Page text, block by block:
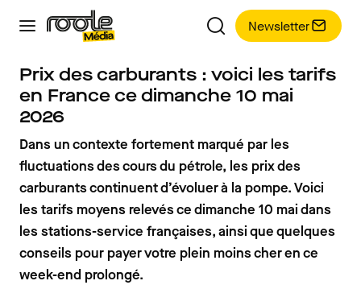
Newsletter
Prix des carburants : voici les tarifs
en France ce dimanche 10 mai
2026
Dans un contexte fortement marqué par les
fluctuations des cours du pétrole, les prix des
carburants continuent d’évoluer à la pompe. Voici
les tarifs moyens relevés ce dimanche 10 mai dans
les stations-service françaises, ainsi que quelques
conseils pour payer votre plein moins cher en ce
week-end prolongé.